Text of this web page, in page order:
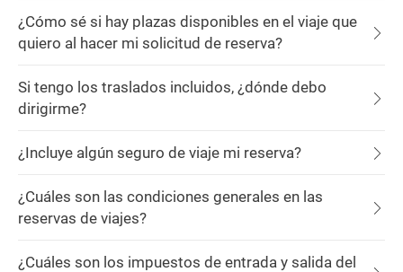
¿Cómo sé si hay plazas disponibles en el viaje que
quiero al hacer mi solicitud de reserva?
Si tengo los traslados incluidos, ¿dónde debo
dirigirme?
¿Incluye algún seguro de viaje mi reserva?
¿Cuáles son las condiciones generales en las
reservas de viajes?
¿Cuáles son los impuestos de entrada y salida del